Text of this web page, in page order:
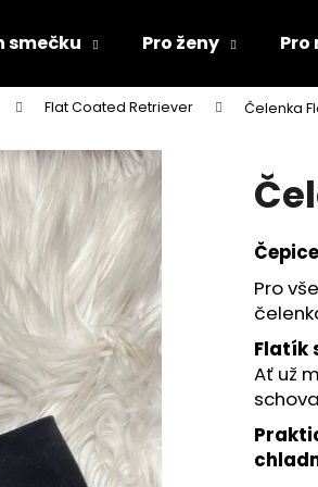
smečku Pro ženy Pro
Flat Coated Retriever Čelenka
Pro
Flatík
Ať už
Co potřebujete najít?
Doporučujeme
ŽUPAN PRO PSA